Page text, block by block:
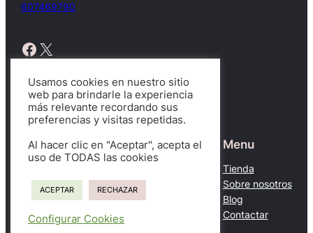
607469790
Facebook X
Copyright © 2026.
Tratamientos
Colitis Ulcerosa
Colon Irritable
Ver más…
Legal
Política de cookies
Condiciones del servicio
Menu
Tienda
Sobre nosotros
Blog
Contactar
Usamos cookies en nuestro sitio
web para brindarle la experiencia
más relevante recordando sus
preferencias y visitas repetidas.
Al hacer clic en "Aceptar", acepta el
uso de TODAS las cookies
ACEPTAR RECHAZAR
Configurar Cookies